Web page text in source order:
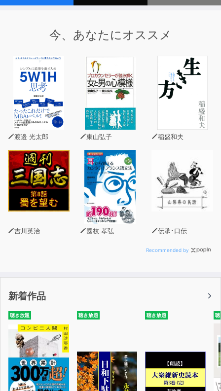
今、あなたにオススメ
渡邉 光太郎 東山弘子 稲盛和夫
吉川英治 國枝 孝弘 伝承･口伝
Recommended by
新着作品
聴き放題 聴き放題 聴き放題 聴